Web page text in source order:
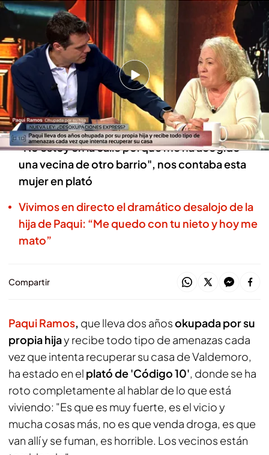
Las palabras de Paqui Ramos en plató.
Código 10
27 NOV 2024 - 03:19h.
Paqui Ramos lleva dos años okupada por su
propia hija y recibe todo tipo de amenazas
cuando intenta recuperar su casa
"No estoy en la calle porque me ha acogido
una vecina de otro barrio", nos contaba esta
mujer en plató
Vivimos en directo el dramático desalojo de la
hija de Paqui: “Me quedo con tu nieto y hoy me
mato”
Compartir
Paqui Ramos, que lleva dos añosokupada por su
propia hijay recibe todo tipo de amenazas cada
vez que intenta recuperar su casa de Valdemoro,
ha estado en el plató de 'Código 10', donde se ha
roto completamente al hablar de lo que está
viviendo: "Es que es muy fuerte, es el vicio y
mucha cosas más, no es que venda droga, es que
van allí y se fuman, es horrible. Los vecinos están